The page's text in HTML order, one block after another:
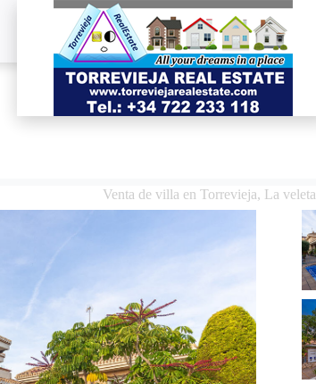
Venta de villa en Torrevieja, La veleta